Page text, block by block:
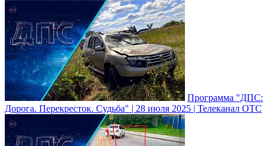
Программа "ДПС:
Дорога. Перекресток. Судьба" | 28 июля 2025 | Телеканал ОТС